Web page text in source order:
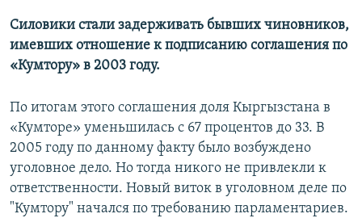
Силовики стали задерживать бывших чиновников,
имевших отношение к подписанию соглашения по
«Кумтору» в 2003 году.
По итогам этого соглашения доля Кыргызстана в
«Кумторе» уменьшилась с 67 процентов до 33. В
2005 году по данному факту было возбуждено
уголовное дело. Но тогда никого не привлекли к
ответственности. Новый виток в уголовном деле по
"Кумтору" начался по требованию парламентариев.